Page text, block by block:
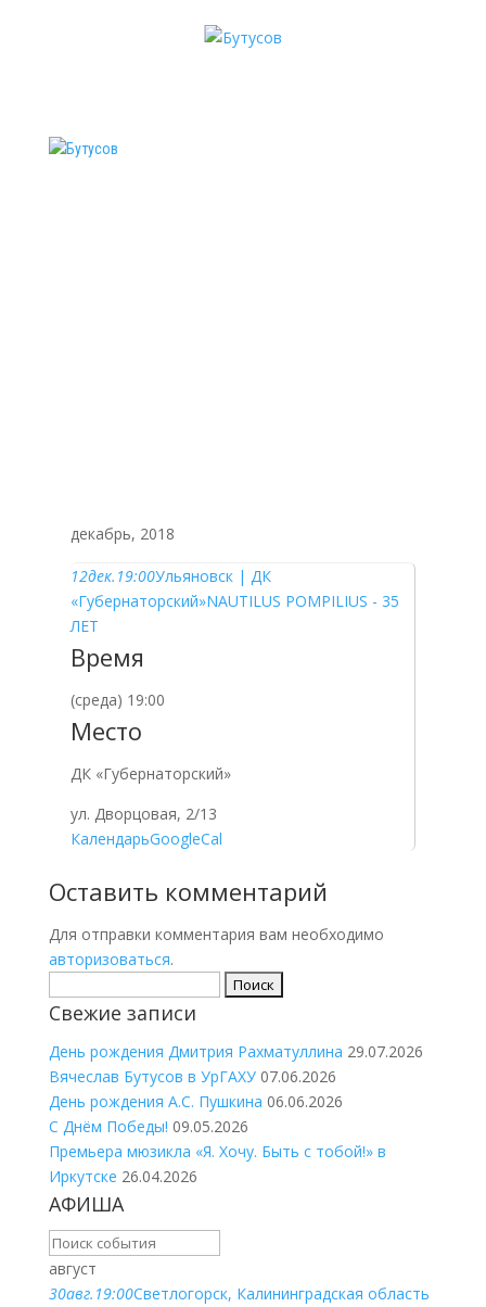
декабрь, 2018
12дек. 19:00Ульяновск | ДК
«Губернаторский»NAUTILUS POMPILIUS - 35
ЛЕТ
Время
(среда) 19:00
Место
ДК «Губернаторский»
ул. Дворцовая, 2/13
КалендарьGoogleCal
Оставить комментарий
Для отправки комментария вам необходимо
авторизоваться.
Свежие записи
День рождения Дмитрия Рахматуллина 29.07.2026
Вячеслав Бутусов в УрГАХУ 07.06.2026
День рождения А.С. Пушкина 06.06.2026
С Днём Победы! 09.05.2026
Премьера мюзикла «Я. Хочу. Быть с тобой!» в
Иркутске 26.04.2026
АФИША
август
30авг. 19:00Светлогорск, Калининградская область